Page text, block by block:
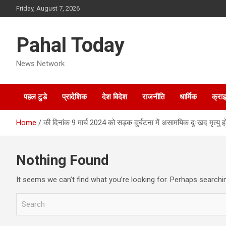
to
Friday, August 7, 2026
Pahal Today
News Network
पहल टुडे प्रादेशिक देश विदेश राजनीति धार्मिक
Home की दिनांक 9 मार्च 2024 को सड़क दुर्घटना में असामयिक दुःखद मृत्यु
Nothing Found
It seems we can’t find what you’re looking for. Perhaps